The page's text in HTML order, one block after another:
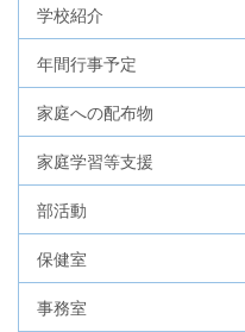
学校紹介
年間行事予定
家庭への配布物
家庭学習等支援
部活動
保健室
事務室